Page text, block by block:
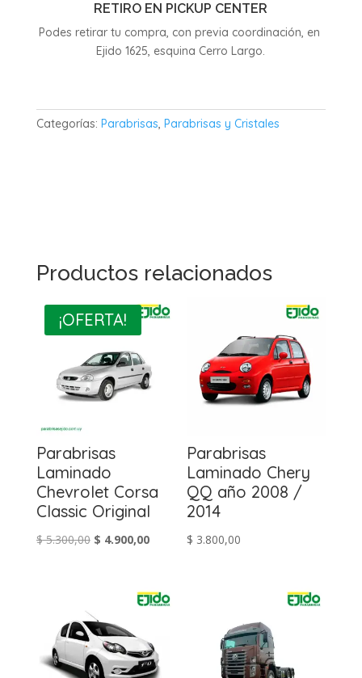
RETIRO EN PICKUP CENTER
Podes retirar tu compra, con previa coordinación, en
Ejido 1625, esquina Cerro Largo.
Categorías: Parabrisas, Parabrisas y Cristales
Productos relacionados
¡OFERTA!
Parabrisas
Laminado
Chevrolet Corsa
Classic Original
$5.300,00 El
$ 5.300,00.
$ 4.900,00El
es:
Parabrisas
Laminado Chery
QQ año 2008 /
2014
$ 3.800,00